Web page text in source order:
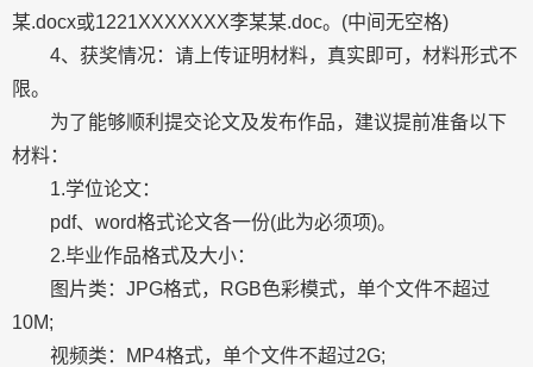
某.docx或1221XXXXXXX李某某.doc。(中间无空格)
4、获奖情况：请上传证明材料，真实即可，材料形式不
限。
为了能够顺利提交论文及发布作品，建议提前准备以下
材料：
1.学位论文：
pdf、word格式论文各一份(此为必须项)。
2.毕业作品格式及大小：
图片类：JPG格式，RGB色彩模式，单个文件不超过
10M;
视频类：MP4格式，单个文件不超过2G;